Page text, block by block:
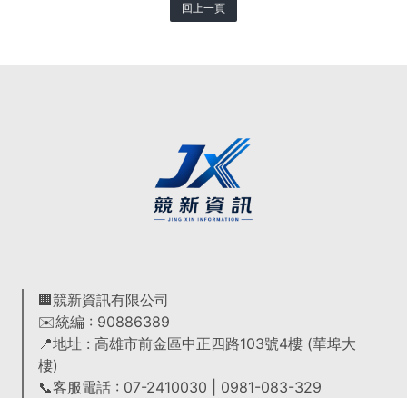
回上一頁
🏢競新資訊有限公司
✉️統編 : 90886389
📍地址 : 高雄市前金區中正四路103號4樓 (華埠大
樓)
📞客服電話 : 07-2410030 | 0981-083-329